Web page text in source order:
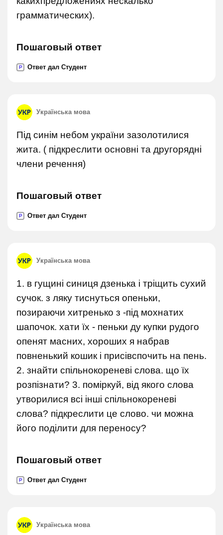
грамматических).
Пошаговый ответ
P Ответ дал Студент
Українська мова
Під синім небом україни зазолотилися
жита. ( підкреслити основні та другорядні
члени речення)
Пошаговый ответ
P Ответ дал Студент
Українська мова
1. в гущині синиця дзенька і тріщить сухий
сучок. з ляку тиснуться опеньки,
позираючи хитренько з -під мохнатих
шапочок. хати їх - пеньки ду купки рудого
опенят масних, хороших я набрав
повненький кошик і присівспочить на пень.
2. знайти спільнокореневі слова. що їх
розпізнати? 3. поміркуй, від якого слова
утворилися всі інші спільнокореневі
слова? підкреслити це слово. чи можна
його поділити для переносу?
Пошаговый ответ
P Ответ дал Студент
Українська мова